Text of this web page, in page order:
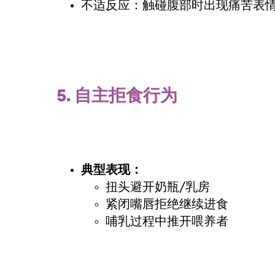
不适反应：触碰腹部时出现痛苦表
5. 自主拒食行为
典型表现：
扭头避开奶瓶/乳房
紧闭嘴唇拒绝继续进食
哺乳过程中推开喂养者